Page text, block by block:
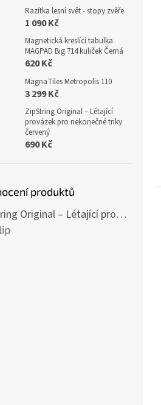
Razítka lesní svět - stopy zvěře
1 090 Kč
Magnetická kreslící tabulka
MAGPAD Big 714 kuliček Černá
620 Kč
MagnaTiles Metropolis 110
3 299 Kč
ZipString Original – Létající
provázek pro nekonečné triky
červený
690 Kč
produktů
ZipString Original – Létající provázek pro nekonečné triky červený
produktu je 5 z 5 hvězdiček.